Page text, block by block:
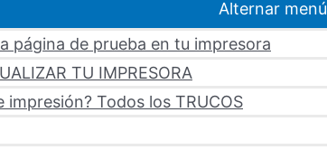
Alternar menú
página de prueba en tu impresora
TU IMPRESORA
Todos los TRUCOS